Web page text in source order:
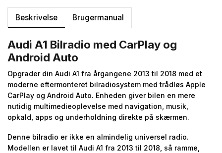
Beskrivelse Brugermanual
Audi A1 Bilradio med CarPlay og
Android Auto
Opgrader din Audi A1 fra årgangene 2013 til 2018 med et
moderne eftermonteret bilradiosystem med trådløs Apple
CarPlay og Android Auto. Enheden giver bilen en mere
nutidig multimedieoplevelse med navigation, musik,
opkald, apps og underholdning direkte på skærmen.
Denne bilradio er ikke en almindelig universel radio.
Modellen er lavet til Audi A1 fra 2013 til 2018, så ramme,